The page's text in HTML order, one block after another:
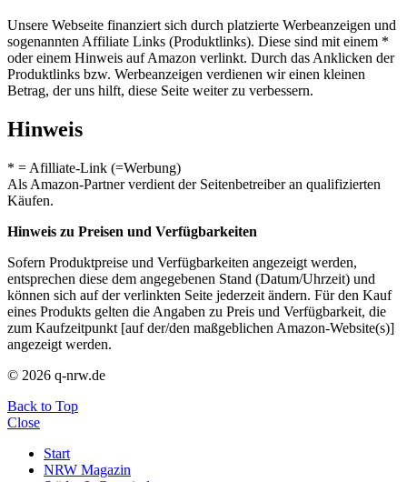
Unsere Webseite finanziert sich durch platzierte Werbeanzeigen und
sogenannten Affiliate Links (Produktlinks). Diese sind mit einem *
oder einem Hinweis auf Amazon verlinkt. Durch das Anklicken der
Produktlinks bzw. Werbeanzeigen verdienen wir einen kleinen
Betrag, der uns hilft, diese Seite weiter zu verbessern.
Hinweis
* = Afilliate-Link (=Werbung)
Als Amazon-Partner verdient der Seitenbetreiber an qualifizierten
Käufen.
Hinweis zu Preisen und Verfügbarkeiten
Sofern Produktpreise und Verfügbarkeiten angezeigt werden,
entsprechen diese dem angegebenen Stand (Datum/Uhrzeit) und
können sich auf der verlinkten Seite jederzeit ändern. Für den Kauf
eines Produkts gelten die Angaben zu Preis und Verfügbarkeit, die
zum Kaufzeitpunkt [auf der/den maßgeblichen Amazon-Website(s)]
angezeigt werden.
© 2026 q-nrw.de
Back to Top
Close
Start
NRW Magazin